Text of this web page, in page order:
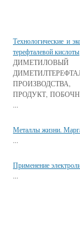
Технологические и
терефталевой кислоты
ПРОДУКТ,
...
Металлы жизни.
...
Применение
...